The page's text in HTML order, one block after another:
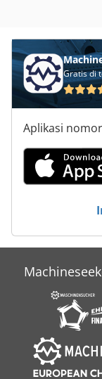
Gratis di
Aplikasi